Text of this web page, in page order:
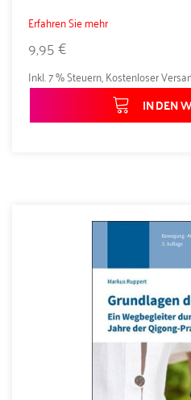
Erfahren Sie mehr
9,95 €
Inkl. 7 % Steuern,Kostenloser
IN DEN